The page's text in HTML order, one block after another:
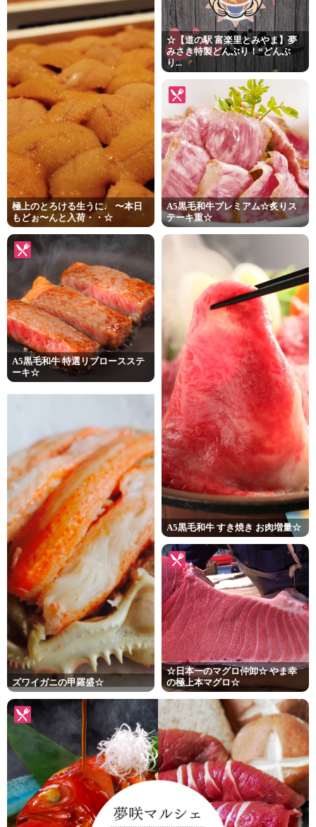
極上のとろける生うに♩ 〜本日
もどぉ〜んと入荷・・☆
A5黒毛和牛 すき焼き お肉増量☆
☆【道の駅 富楽里とみやま】夢
みさき特製どんぶり！“どんぶ
り...
A5黒毛和牛プレミアム☆炙りス
テーキ重☆
A5黒毛和牛 特選リブロースステ
ーキ☆
ズワイガニの甲羅盛☆
☆日本一のマグロ仲卸☆ やま幸
の極上本マグロ☆